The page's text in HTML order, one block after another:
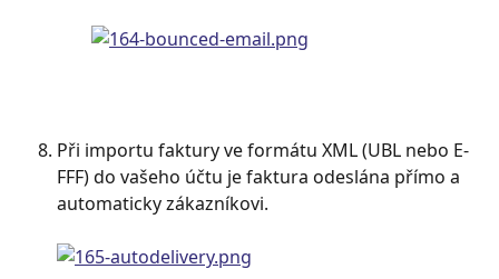
Při importu faktury ve formátu XML (UBL nebo E-
FFF) do vašeho účtu je faktura odeslána přímo a
automaticky zákazníkovi.